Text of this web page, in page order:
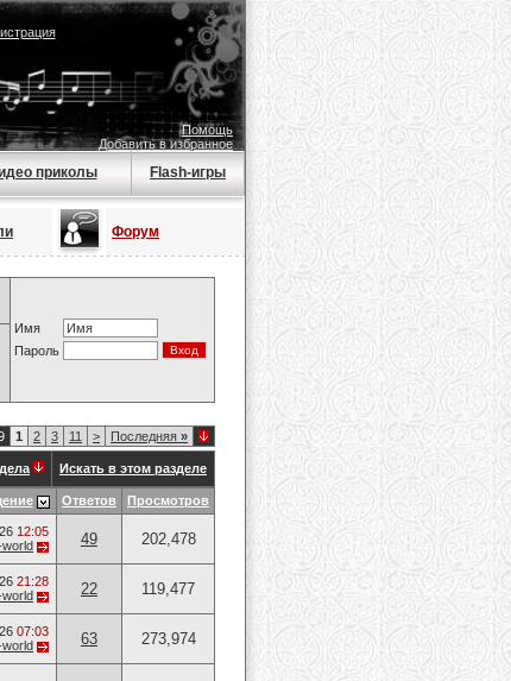
Помощь
Добавить в избранное
приколы Flash-игры
Форум
Имя
Пароль
1 2 3 11 > Последняя »
Искать в этом разделе
Ответов Просмотров
12:05
49 202,478
21:28
22 119,477
07:03
63 273,974